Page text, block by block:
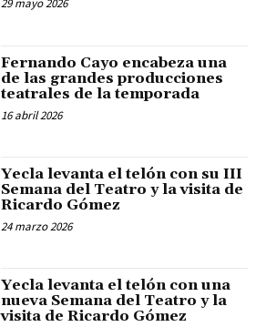
29 mayo 2026
Fernando Cayo encabeza una
de las grandes producciones
teatrales de la temporada
16 abril 2026
Yecla levanta el telón con su III
Semana del Teatro y la visita de
Ricardo Gómez
24 marzo 2026
Yecla levanta el telón con una
nueva Semana del Teatro y la
visita de Ricardo Gómez